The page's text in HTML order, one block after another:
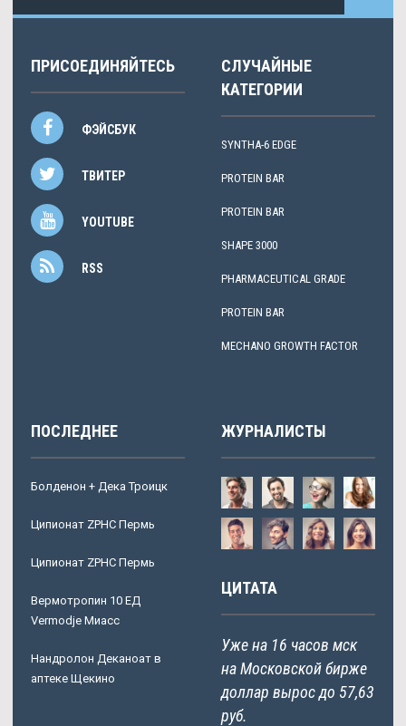
ПРИСОЕДИНЯЙТЕСЬ
ФЭЙСБУК
ТВИТЕР
YOUTUBE
RSS
СЛУЧАЙНЫЕ
КАТЕГОРИИ
SYNTHA-6 EDGE
PROTEIN BAR
PROTEIN BAR
SHAPE 3000
PHARMACEUTICAL GRADE
PROTEIN BAR
MECHANO GROWTH FACTOR
ПОСЛЕДНЕЕ
Болденон + Дека Троицк
Ципионат ZPHC Пермь
Ципионат ZPHC Пермь
Вермотропин 10 ЕД
Vermodje Миасс
Нандролон Деканоат в
аптеке Щекино
ЖУРНАЛИСТЫ
ЦИТАТА
Уже на 16 часов мск
на Московской бирже
доллар вырос до 57,63
руб.